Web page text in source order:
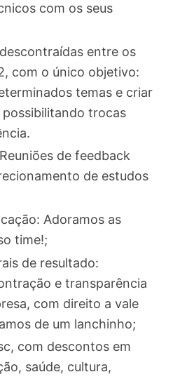
com os seus
entre os
com o único objetivo:
temas e criar
trocas
de feedback
de estudos
Adoramos as
time!;
de resultado:
e transparência
com direito a vale
de um lanchinho;
com descontos em
saúde, cultura,